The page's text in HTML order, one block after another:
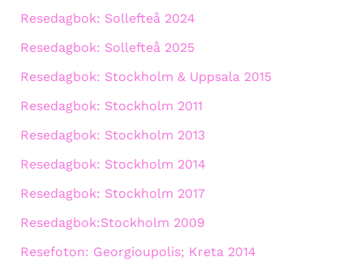
Resedagbok: Sollefteå 2024
Resedagbok: Sollefteå 2025
Resedagbok: Stockholm & Uppsala 2015
Resedagbok: Stockholm 2011
Resedagbok: Stockholm 2013
Resedagbok: Stockholm 2014
Resedagbok: Stockholm 2017
Resedagbok:Stockholm 2009
Resefoton: Georgioupolis; Kreta 2014